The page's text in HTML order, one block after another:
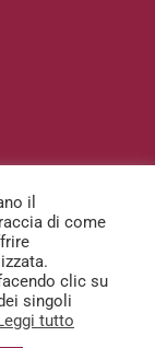
il
di come
clic su
singoli
tutto